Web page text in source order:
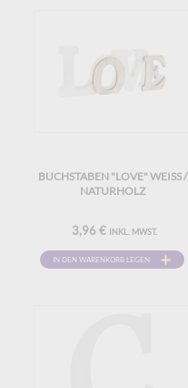
BUCHSTABEN "LOVE" WEISS / N
ATURHOLZ
3,96 € INKL. MWST.
IN DEN WARENKORB LEGEN